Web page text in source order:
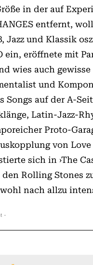
in der auf
entfernt,
und Klassik
ein, eröffnete mit
wies auch gewisse
und
auf der A-
Latin-Jazz-
Proto-
von
sich in ›The
Rolling Stones
nach allzu
-